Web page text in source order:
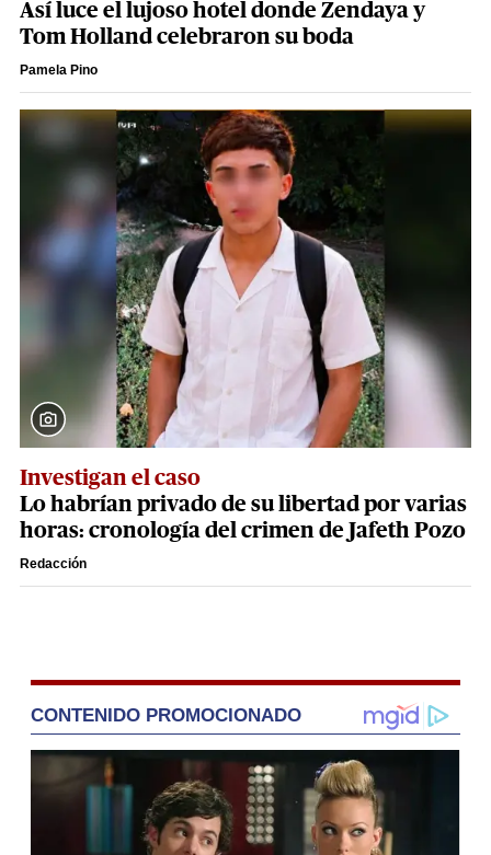
Así luce el lujoso hotel donde Zendaya y
Tom Holland celebraron su boda
Pamela Pino
Investigan el caso
Lo habrían privado de su libertad por varias
horas: cronología del crimen de Jafeth Pozo
Redacción
CONTENIDO PROMOCIONADO